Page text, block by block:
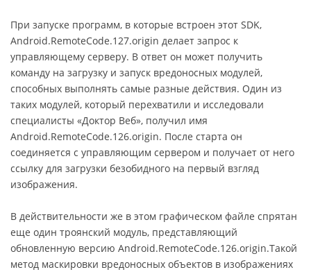
При запуске программ, в которые встроен этот SDK,
Android.RemoteCode.127.origin делает запрос к
управляющему серверу. В ответ он может получить
команду на загрузку и запуск вредоносных модулей,
способных выполнять самые разные действия. Один из
таких модулей, который перехватили и исследовали
специалисты «Доктор Веб», получил имя
Android.RemoteCode.126.origin. После старта он
соединяется с управляющим сервером и получает от него
ссылку для загрузки безобидного на первый взгляд
изображения.
В действительности же в этом графическом файле спрятан
еще один троянский модуль, представляющий
обновленную версию Android.RemoteCode.126.origin.Такой
метод маскировки вредоносных объектов в изображениях